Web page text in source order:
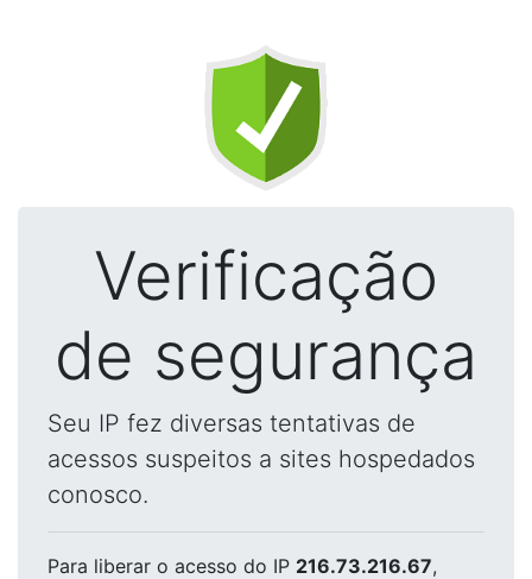
Verificação
de segurança
Seu IP fez diversas tentativas de
acessos suspeitos a sites hospedados
conosco.
Para liberar o acesso do IP 216.73.216.67,